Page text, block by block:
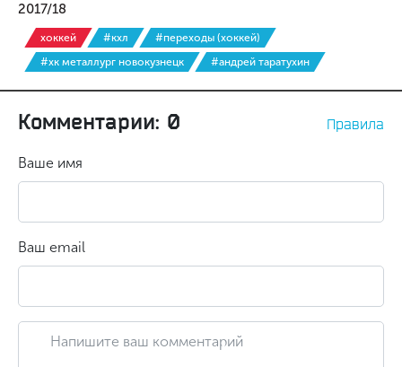
2017/18
хоккей #кхл
#переходы (хоккей)
#хк металлург новокузнецк
#андрей таратухин
Комментарии: 0 Правила
Ваше имя
Ваш email